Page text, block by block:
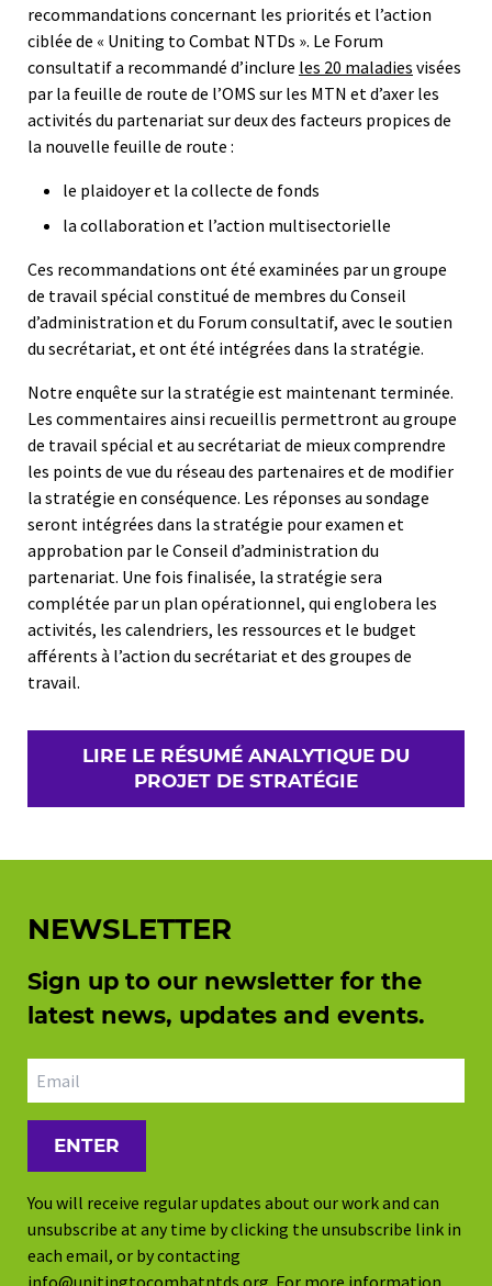
recommandations concernant les priorités et l’action
ciblée de « Uniting to Combat NTDs ». Le Forum
consultatif a recommandé d’inclure les 20 maladies visées
par la feuille de route de l’OMS sur les MTN et d’axer les
activités du partenariat sur deux des facteurs propices de
la nouvelle feuille de route :
le plaidoyer et la collecte de fonds
la collaboration et l’action multisectorielle
Ces recommandations ont été examinées par un groupe
de travail spécial constitué de membres du Conseil
d’administration et du Forum consultatif, avec le soutien
du secrétariat, et ont été intégrées dans la stratégie.
Notre enquête sur la stratégie est maintenant terminée.
Les commentaires ainsi recueillis permettront au groupe
de travail spécial et au secrétariat de mieux comprendre
les points de vue du réseau des partenaires et de modifier
la stratégie en conséquence. Les réponses au sondage
seront intégrées dans la stratégie pour examen et
approbation par le Conseil d’administration du
partenariat. Une fois finalisée, la stratégie sera
complétée par un plan opérationnel, qui englobera les
activités, les calendriers, les ressources et le budget
afférents à l’action du secrétariat et des groupes de
travail.
LIRE LE RÉSUMÉ ANALYTIQUE DU
PROJET DE STRATÉGIE
NEWSLETTER
Sign up to our newsletter for the
latest news, updates and events.
Email address
You will receive regular updates about our work and can
unsubscribe at any time by clicking the unsubscribe link in
each email, or by contacting
info@unitingtocombatntds.org. For more information